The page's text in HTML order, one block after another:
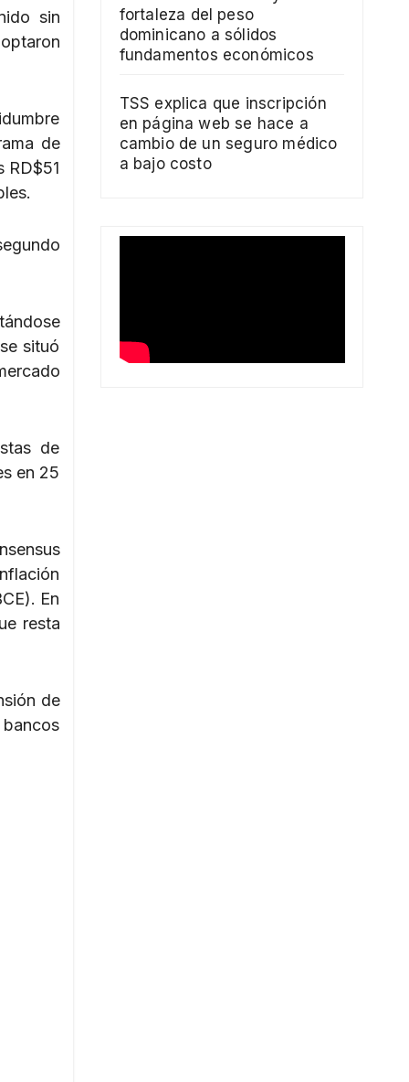
sin
de
RD$51
situó
de
en 25
En
resta
de
bancos
fortaleza del peso
dominicano a sólidos
fundamentos económicos
TSS explica que inscripción
en página web se hace a
cambio de un seguro médico
a bajo costo